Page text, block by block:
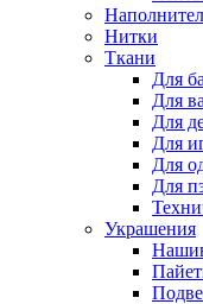
Нитки
Ткани
Для
Для
Для
Для
Для
Для
Украшения